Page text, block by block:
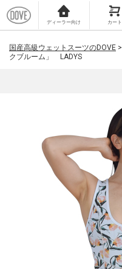
ディーラー向け カート
国産高級ウェットスーツのDOVE >
クブルーム」 LADYS